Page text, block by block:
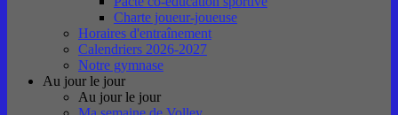
Charte joueur-joueuse
Horaires d'entraînement
Calendriers 2026-2027
Notre gymnase
Au jour le jour
Au jour le jour